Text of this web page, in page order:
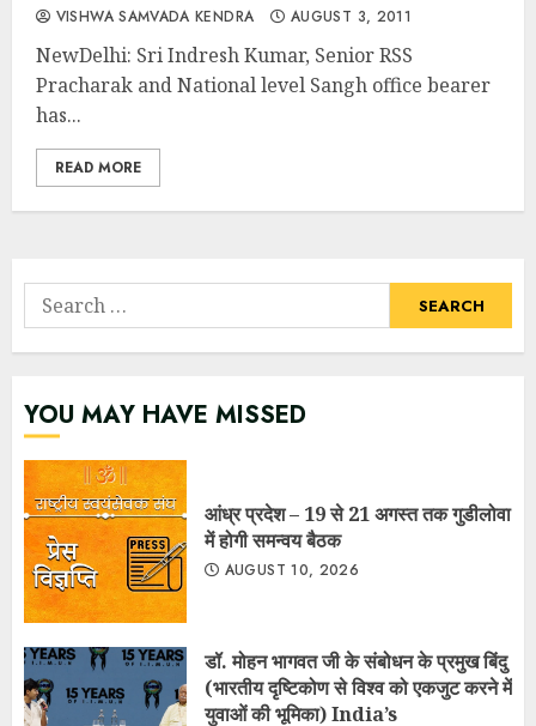
VISHWA SAMVADA KENDRA AUGUST 3, 2011
NewDelhi: Sri Indresh Kumar, Senior RSS
Pracharak and National level Sangh office bearer
has...
READ MORE
Search
for:
YOU MAY HAVE MISSED
आंध्र प्रदेश – 19 से 21 अगस्त तक गुडीलोवा
में होगी समन्वय बैठक
AUGUST 10, 2026
डॉ. मोहन भागवत जी के संबोधन के प्रमुख बिंदु
(भारतीय दृष्टिकोण से विश्व को एकजुट करने में
युवाओं की भूमिका) India’s